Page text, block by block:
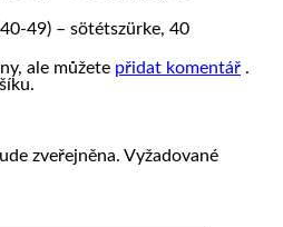
49) – sötétszürke, 40
ale můžete přidat komentář .
zveřejněna. Vyžadované